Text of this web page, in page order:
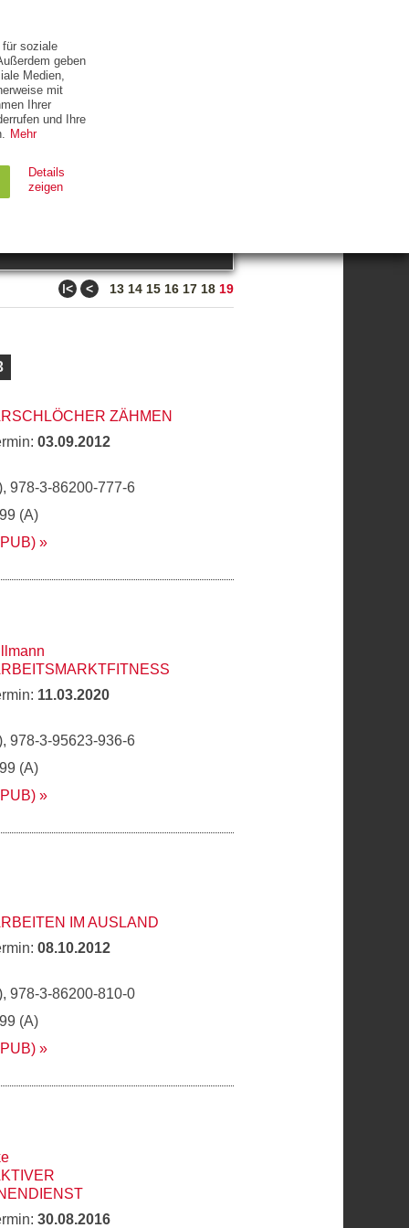
ZUM THEMA
ǀ< < 13 14 15 16 17 18 19
ZÄHMEN
03.09.2012
978-3-86200-777-6
(A)
11.03.2020
978-3-95623-936-6
(A)
IM AUSLAND
08.10.2012
978-3-86200-810-0
(A)
30.08.2016
für soziale
geben
Medien,
mit
Ihrer
und Ihre
Mehr
Details
zeigen
Typ
HTTP